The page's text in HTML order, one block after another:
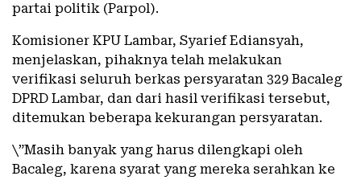
partai politik (Parpol).
Komisioner KPU Lambar, Syarief Ediansyah,
menjelaskan, pihaknya telah melakukan
verifikasi seluruh berkas persyaratan 329 Bacaleg
DPRD Lambar, dan dari hasil verifikasi tersebut,
ditemukan beberapa kekurangan persyaratan.
\”Masih banyak yang harus dilengkapi oleh
Bacaleg, karena syarat yang mereka serahkan ke